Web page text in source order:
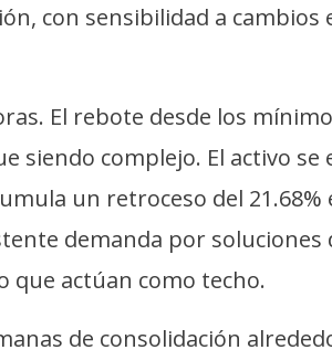
con sensibilidad a cambios
El rebote desde los
siendo complejo. El activo
un retroceso del 21.68%
demanda por soluciones
que actúan como techo.
de consolidación